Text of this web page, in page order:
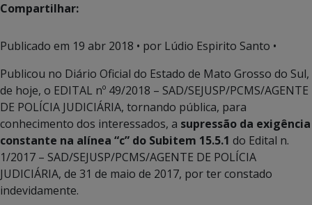
Compartilhar:
Publicado em 19 abr 2018 • por Lúdio Espirito Santo •
Publicou no Diário Oficial do Estado de Mato Grosso do Sul,
de hoje, o EDITAL nº 49/2018 – SAD/SEJUSP/PCMS/AGENTE
DE POLÍCIA JUDICIÁRIA, tornando pública, para
conhecimento dos interessados, a supressão da exigência
constante na alínea “c” do Subitem 15.5.1 do Edital n.
1/2017 – SAD/SEJUSP/PCMS/AGENTE DE POLÍCIA
JUDICIÁRIA, de 31 de maio de 2017, por ter constado
indevidamente.